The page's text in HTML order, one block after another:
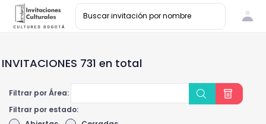
INVITACIONES 731 en total
Filtrar por Área:
Filtrar por estado: